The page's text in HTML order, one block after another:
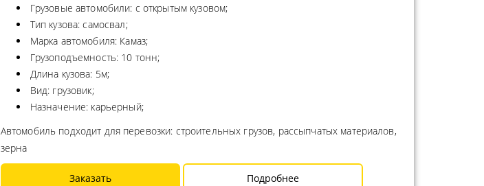
Грузовые автомобили: с открытым кузовом;
Тип кузова: самосвал;
Марка автомобиля: Камаз;
Грузоподъемность: 10 тонн;
Длина кузова: 5м;
Вид: грузовик;
Назначение: карьерный;
Автомобиль подходит для перевозки: строительных грузов, рассыпчатых материалов,
зерна
Заказать Подробнее